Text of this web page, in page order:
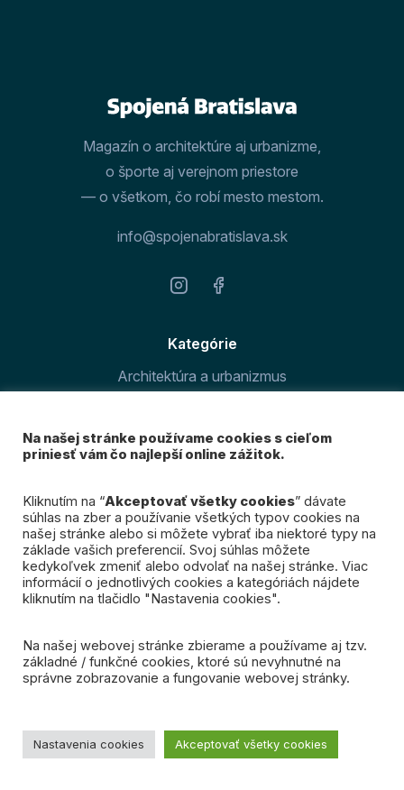
Magazín o architektúre aj urbanizme,
o športe aj verejnom priestore
— o všetkom, čo robí mesto mestom.
info@spojenabratislava.sk
Kategórie
Architektúra a urbanizmus
O magazíne
Prihláste sa k odberu
nášho newslettra
Mám záujem
© 2026 Spojená Bratislava. Všetky práva vyhradené.
Ochrana osobných údajov
Na našej stránke používame cookies s cieľom
priniesť vám čo najlepší online zážitok.
Kliknutím na “Akceptovať všetky cookies” dávate
súhlas na zber a používanie všetkých typov cookies na
našej stránke alebo si môžete vybrať iba niektoré typy na
základe vašich preferencií. Svoj súhlas môžete
kedykoľvek zmeniť alebo odvolať na našej stránke. Viac
informácií o jednotlivých cookies a kategóriách nájdete
kliknutím na tlačidlo "Nastavenia cookies".
Na našej webovej stránke zbierame a používame aj tzv.
základné / funkčné cookies, ktoré sú nevyhnutné na
správne zobrazovanie a fungovanie webovej stránky.
Nastavenia cookies Akceptovať všetky cookies